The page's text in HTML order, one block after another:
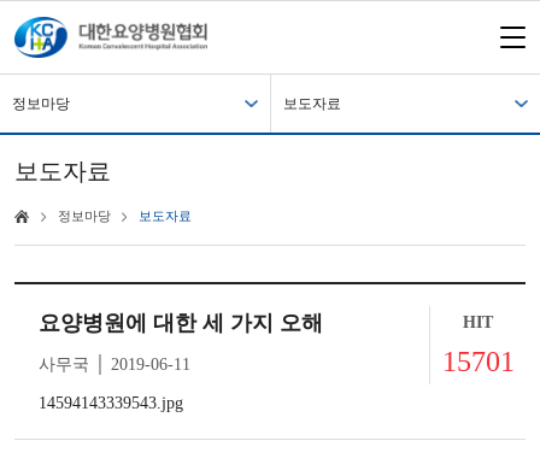
정보마당 보도자료
보도자료
정보마당 보도자료
요양병원에 대한 세 가지 오해
사무국 │ 2019-06-11
14594143339543.jpg
HIT
15701